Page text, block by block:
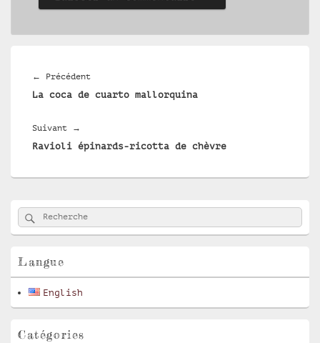
l’article
← PrécédentArticle
précédent :
La coca de cuarto mallorquina
Suivant →
suivant :
Ravioli épinards-ricotta de chèvre
Zone
principale
de
pour
latérale
Recherche :
Rechercher
Langue
English
Catégories